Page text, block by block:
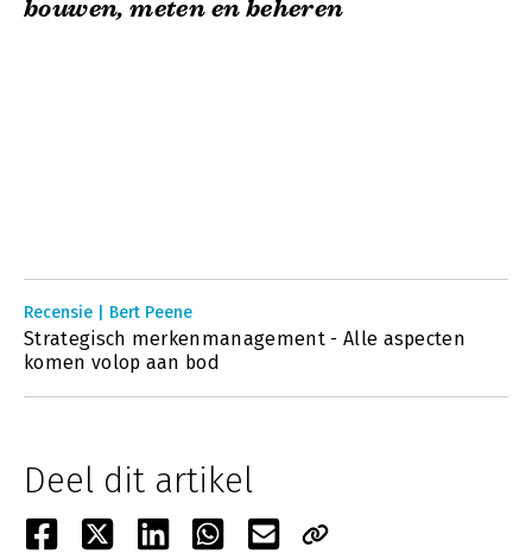
bouwen, meten en beheren
Recensie | Bert Peene
Strategisch merkenmanagement - Alle aspecten
komen volop aan bod
Deel dit artikel